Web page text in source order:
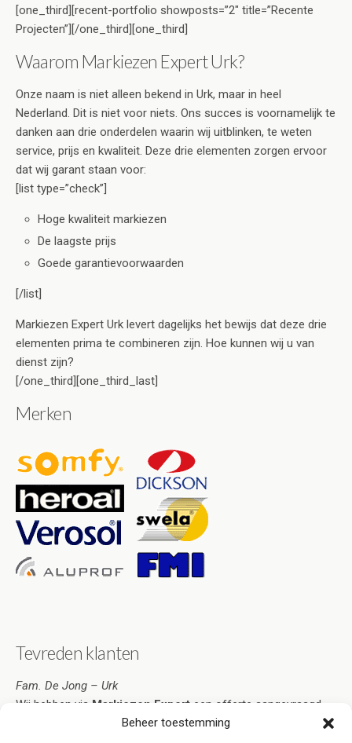
Beheer toestemming
[one_third][recent-portfolio showposts=”2″ title=”Recente
Projecten”][/one_third][one_third]
Waarom Markiezen Expert Urk?
Onze naam is niet alleen bekend in Urk, maar in heel
Nederland. Dit is niet voor niets. Ons succes is voornamelijk te
danken aan drie onderdelen waarin wij uitblinken, te weten
service, prijs en kwaliteit. Deze drie elementen zorgen ervoor
dat wij garant staan voor:
[list type=”check”]
Hoge kwaliteit markiezen
De laagste prijs
Goede garantievoorwaarden
[/list]
Markiezen Expert Urk levert dagelijks het bewijs dat deze drie
elementen prima te combineren zijn. Hoe kunnen wij u van
dienst zijn?
[/one_third][one_third_last]
Merken
Tevreden klanten
Fam. De Jong – Urk
Wij hebben via Markiezen Expert een offerte aangevraagd.
Deze was zo overtuigend dat ik de markiezen heb besteld.